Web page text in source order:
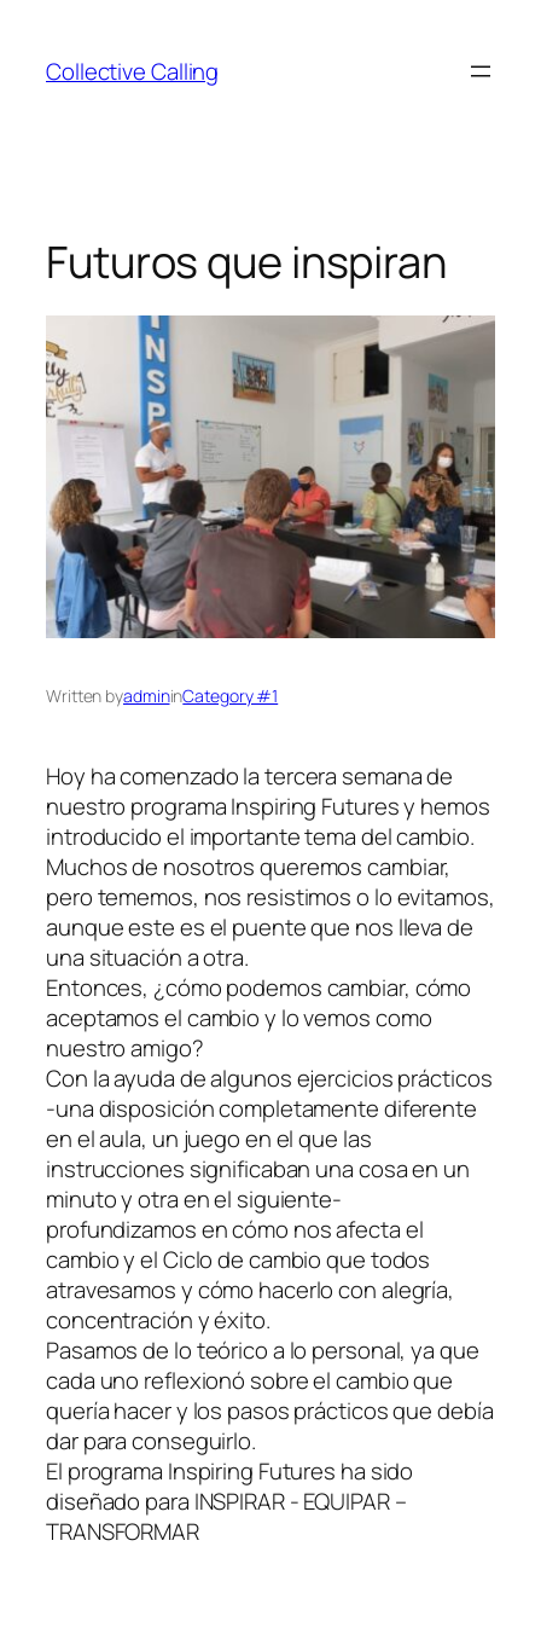
Collective Calling
Futuros que inspiran
Written byadmininCategory #1
Hoy ha comenzado la tercera semana de
nuestro programa Inspiring Futures y hemos
introducido el importante tema del cambio.
Muchos de nosotros queremos cambiar,
pero tememos, nos resistimos o lo evitamos,
aunque este es el puente que nos lleva de
una situación a otra.
Entonces, ¿cómo podemos cambiar, cómo
aceptamos el cambio y lo vemos como
nuestro amigo?
Con la ayuda de algunos ejercicios prácticos
-una disposición completamente diferente
en el aula, un juego en el que las
instrucciones significaban una cosa en un
minuto y otra en el siguiente-
profundizamos en cómo nos afecta el
cambio y el Ciclo de cambio que todos
atravesamos y cómo hacerlo con alegría,
concentración y éxito.
Pasamos de lo teórico a lo personal, ya que
cada uno reflexionó sobre el cambio que
quería hacer y los pasos prácticos que debía
dar para conseguirlo.
El programa Inspiring Futures ha sido
diseñado para INSPIRAR - EQUIPAR –
TRANSFORMAR